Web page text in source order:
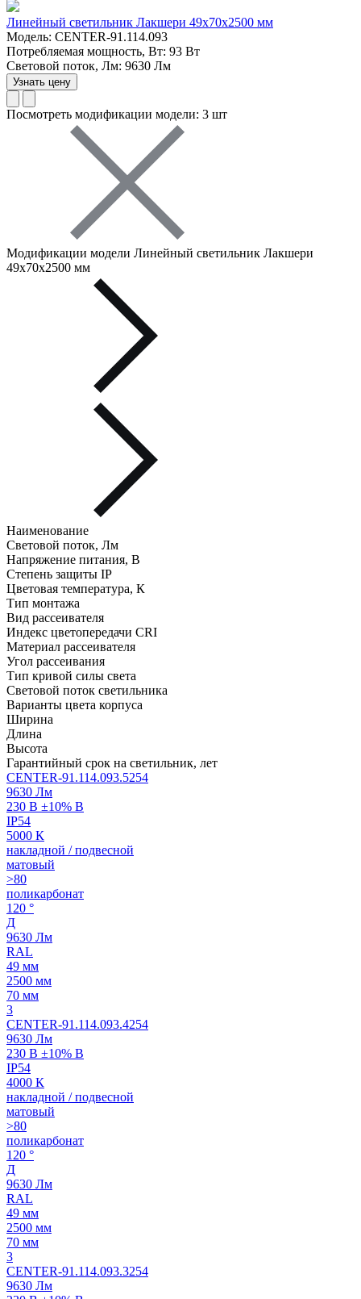
Линейный светильник Лакшери 49х70х2500 мм
Модель: CENTER-91.114.093
Потребляемая мощность, Вт: 93 Вт
Световой поток, Лм: 9630 Лм
Узнать цену
Посмотреть модификации модели: 3 шт
Модификации модели Линейный светильник Лакшери
49х70х2500 мм
Наименование
Световой поток, Лм
Напряжение питания, В
Степень защиты IP
Цветовая температура, К
Тип монтажа
Вид рассеивателя
Индекс цветопередачи CRI
Материал рассеивателя
Угол рассеивания
Тип кривой силы света
Световой поток светильника
Варианты цвета корпуса
Ширина
Длина
Высота
Гарантийный срок на светильник, лет
CENTER-91.114.093.5254
9630 Лм
230 В ±10% В
IP54
5000 К
накладной / подвесной
матовый
>80
поликарбонат
120 °
Д
9630 Лм
RAL
49 мм
2500 мм
70 мм
3
CENTER-91.114.093.4254
9630 Лм
230 В ±10% В
IP54
4000 К
накладной / подвесной
матовый
>80
поликарбонат
120 °
Д
9630 Лм
RAL
49 мм
2500 мм
70 мм
3
CENTER-91.114.093.3254
9630 Лм